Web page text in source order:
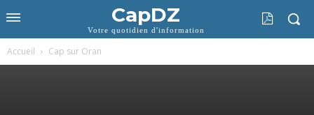
CapDZ
Votre quotidien d'information
Accueil Cap sur Oran